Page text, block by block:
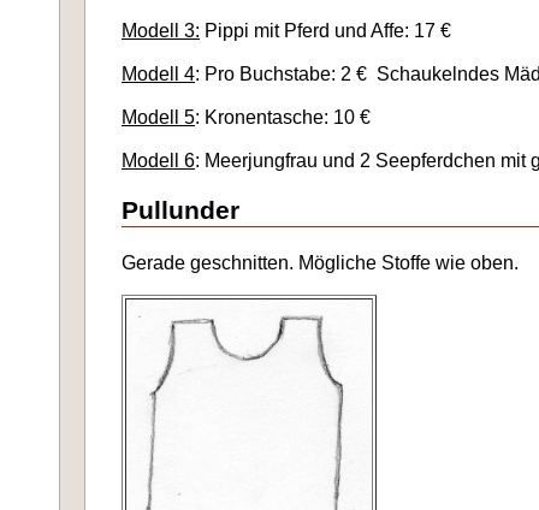
Modell 3: Pippi mit Pferd und Affe: 17 €
Modell 4: Pro Buchstabe: 2 € Schaukelndes
Modell 5: Kronentasche: 10 €
Modell 6: Meerjungfrau und 2 Seepferdchen mit
Pullunder
Gerade geschnitten. Mögliche Stoffe wie oben.